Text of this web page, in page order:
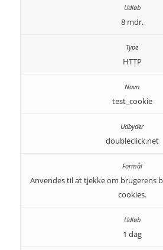
8 mdr.
HTTP
test_cookie
doubleclick.net
Anvendes til at tjekke om brugerens
cookies.
1 dag